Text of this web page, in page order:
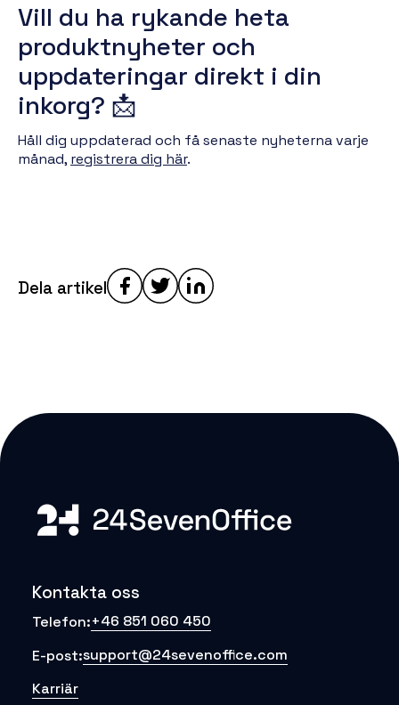
Vill du ha rykande heta
produktnyheter och
uppdateringar direkt i din
inkorg? 📩
Håll dig uppdaterad och få senaste nyheterna varje
månad, registrera dig här.
Dela artikel
Kontakta oss
Telefon:+46 851 060 450
E-post:support@24sevenoffice.com
Karriär